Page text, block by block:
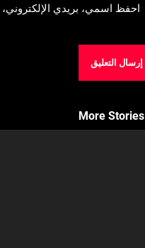
احفظ اسمي، بريدي الإلكتروني،
More Stories